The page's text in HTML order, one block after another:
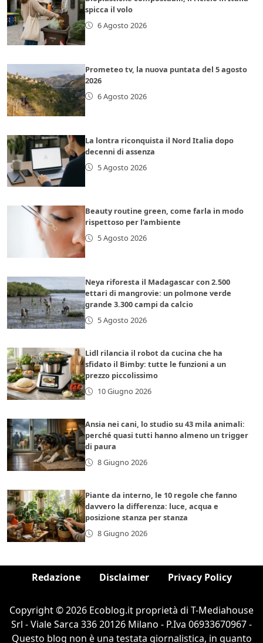
spicca il volo
6 Agosto 2026
Prometeo tv, la nuova puntata del 5 agosto
2026
6 Agosto 2026
La lontra riconquista il Nord Italia dopo
decenni di assenza
5 Agosto 2026
Beauty routine green, come farla in modo
rispettoso per l’ambiente
5 Agosto 2026
Neya riforesta il Madagascar con 2.500
ettari di mangrovie: un polmone verde
grande 3.300 campi da calcio
5 Agosto 2026
Lidl rilancia il robot da cucina che ha
sfidato il Bimby: tutte le funzioni a un
prezzo piccolissimo
10 Giugno 2026
Ansia nei cani, lo studio su 43 mila animali:
perché quasi tutti hanno almeno un trigger
di paura
8 Giugno 2026
Piante da interno, le 10 regole che fanno
davvero la differenza: luce, acqua e
posizione stanza per stanza
8 Giugno 2026
Redazione Disclaimer Privacy Policy
Copyright © 2026 Ecoblog.it proprietà di T-Mediahouse
Srl - Viale Sarca 336 20126 Milano - P.Iva 06933670967 -
Questo blog non è una testata giornalistica, in quanto